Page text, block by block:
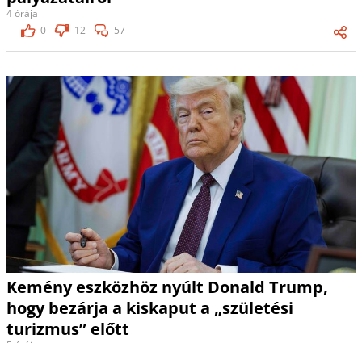
4 órája
0
12 57
Kemény eszközhöz nyúlt Donald Trump,
hogy bezárja a kiskaput a „születési
turizmus” előtt